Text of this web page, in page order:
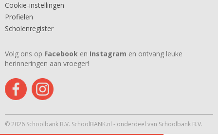
Cookie-instellingen
Profielen
Scholenregister
Volg ons op Facebook en Instagram en ontvang leuke
herinneringen aan vroeger!
© 2026 Schoolbank B.V. SchoolBANK.nl - onderdeel van Schoolbank B.V.